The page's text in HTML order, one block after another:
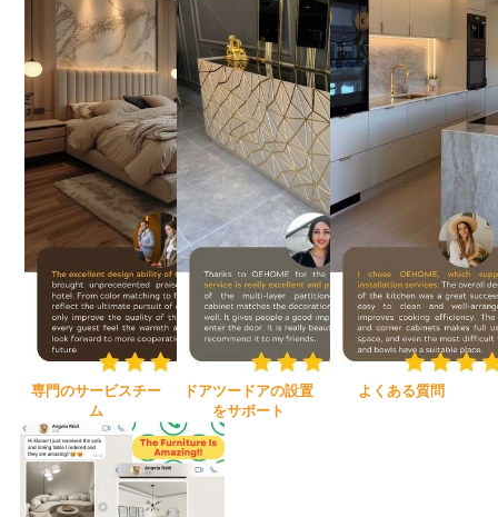
専門のサービスチー
ム
ドアツードアの設置
をサポート
よくある質問